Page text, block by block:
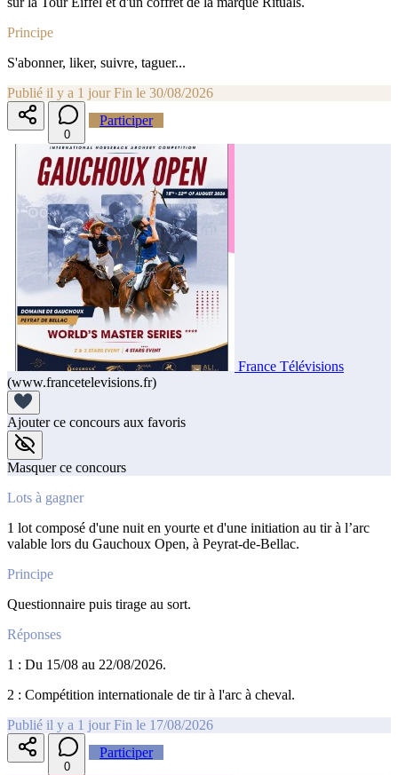
Principe
S'abonner, liker, suivre, taguer...
Publié il y a 1 jour Fin le 30/08/2026
0
Participer
France Télévisions
(www.francetelevisions.fr)
Ajouter ce concours aux favoris
Masquer ce concours
Lots à gagner
1 lot composé d'une nuit en yourte et d'une initiation au tir à l’arc
valable lors du Gauchoux Open, à Peyrat-de-Bellac.
Principe
Questionnaire puis tirage au sort.
Réponses
1 : Du 15/08 au 22/08/2026.
2 : Compétition internationale de tir à l'arc à cheval.
Publié il y a 1 jour Fin le 17/08/2026
0
Participer